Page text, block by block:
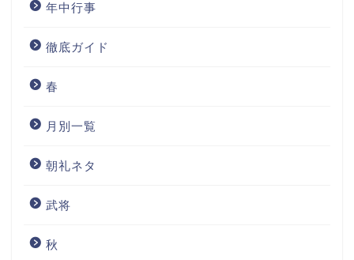
年中行事
徹底ガイド
春
月別一覧
朝礼ネタ
武将
秋